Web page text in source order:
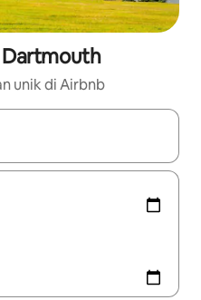
unik di Airbnb
dengan kekunci anak panah